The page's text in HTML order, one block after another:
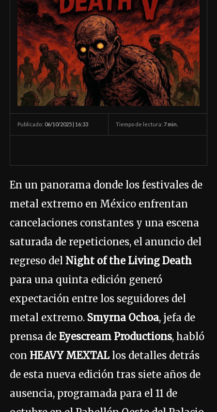
Publicado: 06/10/2025 | 16:33 Tiempo de lectura: 7 min.
En un panorama donde los festivales de
metal extremo en México enfrentan
cancelaciones constantes y una escena
saturada de repeticiones, el anuncio del
regreso del Night of the Living Death
para una quinta edición generó
expectación entre los seguidores del
metal extremo. Smyrna Ochoa, jefa de
prensa de Eyescream Productions, habló
con HEAVY MEXTALlos detalles detrás
de esta nueva edición tras siete años de
ausencia, programada para el 11 de